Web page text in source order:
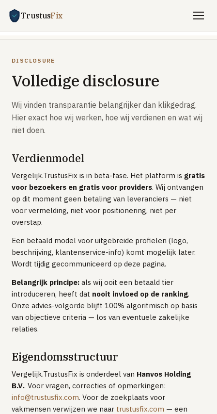
TrustusFix
Stroom + gas vergelijken
Zakelijk energie
UITLEG
Saldering-stop 2027
Welkomstkorting-trucs
TOP PROVIDERS
Greenchoice
Vandebron
Eneco
INTERNET & TV
Internet vergelijken
Zakelijk internet
UITLEG
Postcode & netbeheerder
TOP PROVIDERS
DISCLOSURE
Volledige disclosure
Wij vinden transparantie belangrijker dan klikgedrag.
Hier exact hoe wij werken, hoe wij verdienen en wat wij
niet doen.
Verdienmodel
Vergelijk.TrustusFix is in beta-fase. Het platform is gratis
voor bezoekers en gratis voor providers. Wij ontvangen
op dit moment geen betaling van leveranciers — niet
voor vermelding, niet voor positionering, niet per
overstap.
Een betaald model voor uitgebreide profielen (logo,
beschrijving, klantenservice-info) komt mogelijk later.
Wordt tijdig gecommuniceerd op deze pagina.
Belangrijk principe: als wij ooit een betaald tier
introduceren, heeft dat nooit invloed op de ranking.
Onze advies-volgorde blijft 100% algoritmisch op basis
van objectieve criteria — los van eventuele zakelijke
relaties.
Eigendomsstructuur
Vergelijk.TrustusFix is onderdeel van Hanvos Holding
B.V.. Voor vragen, correcties of opmerkingen:
info@trustusfix.com. Voor de zoekplaats voor
vakmensen verwijzen we naar trustusfix.com — een